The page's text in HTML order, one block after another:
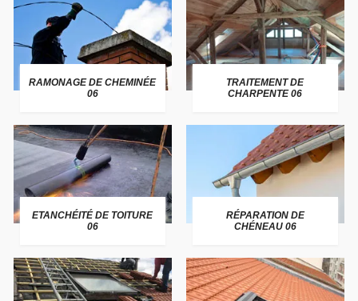
RAMONAGE DE CHEMINÉE
06
TRAITEMENT DE
CHARPENTE 06
ETANCHÉITÉ DE TOITURE
06
RÉPARATION DE
CHÉNEAU 06